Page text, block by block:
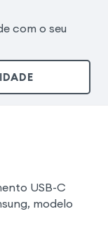
com o seu
USB-C
modelo